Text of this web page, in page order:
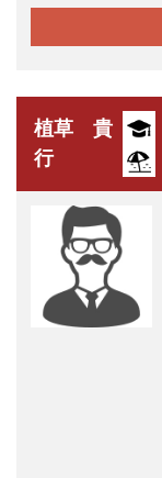
植草 貴
行